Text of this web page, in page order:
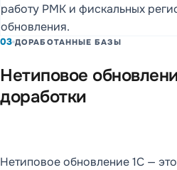
работу РМК и фискальных
обновления.
03 ДОРАБОТАННЫЕ БАЗЫ
Нетиповое
доработки
Нетиповое обновление 1С —